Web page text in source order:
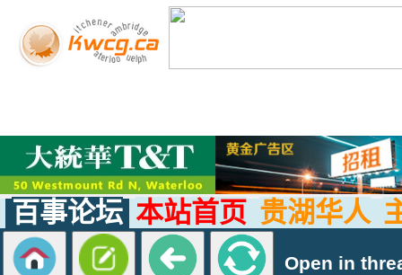
百事论坛 本站首页 贵湖华人
Open in